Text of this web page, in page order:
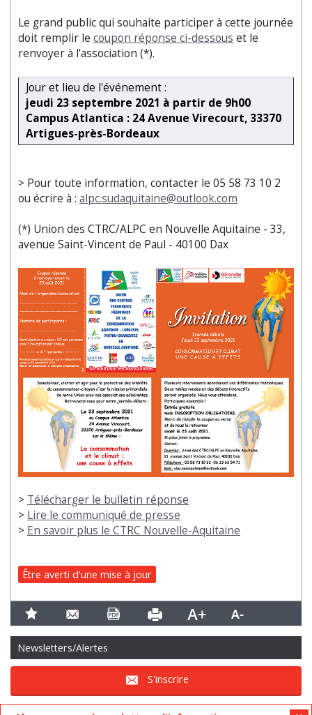
Le grand public qui souhaite participer à cette journée
doit remplir le coupon réponse ci-dessous et le
renvoyer à l'association (*).
Jour et lieu de l'événement :
jeudi 23 septembre 2021 à partir de 9h00
Campus Atlantica : 24 Avenue Virecourt, 33370
Artigues-près-Bordeaux
> Pour toute information, contacter le 05 58 73 10 2
ou écrire à : alpc.sudaquitaine@outlook.com
(*) Union des CTRC/ALPC en Nouvelle Aquitaine - 33,
avenue Saint-Vincent de Paul - 40100 Dax
> Télécharger le bulletin réponse
> Lire le communiqué de presse
> En savoir plus le CTRC Nouvelle-Aquitaine
Être averti d'une mise à jour
Newsletters/Alertes
S'inscrire